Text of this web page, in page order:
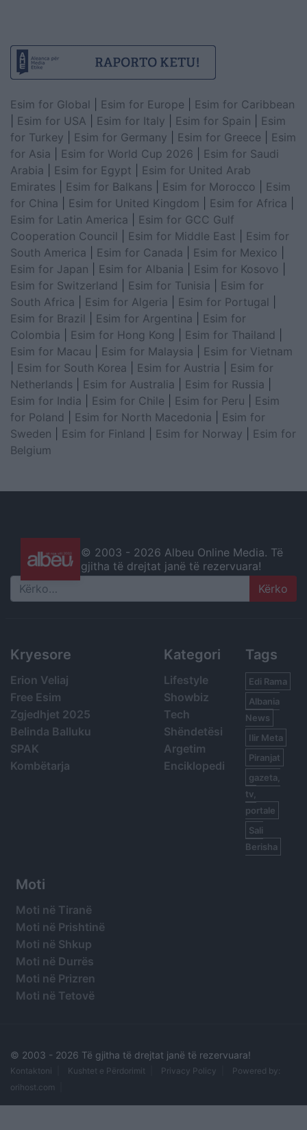
Esim for Global Esim for Europe
Esim for Caribbean
Esim for USA Esim for Italy Esim for Spain
Esim
for Turkey
Esim for Germany Esim for Greece
Esim
for Asia
Esim for World Cup 2026
Esim for Saudi
Arabia
Esim for Egypt
Esim for United Arab
Emirates
Esim for Balkans Esim for Morocco
Esim
for China
Esim for United Kingdom Esim for Africa
Esim for Latin America
Esim for GCC Gulf
Cooperation Council
Esim for Middle East
Esim for
South America
Esim for Canada Esim for Mexico
Esim for Japan
Esim for Albania Esim for Kosovo
Esim for Switzerland
Esim for Tunisia
Esim for
South Africa
Esim for Algeria Esim for Portugal
Esim for Brazil
Esim for Argentina
Esim for
Colombia
Esim for Hong Kong Esim for Thailand
Esim for Macau
Esim for Malaysia
Esim for Vietnam
Esim for South Korea Esim for Austria
Esim for
Netherlands
Esim for Australia Esim for Russia
Esim for India
Esim for Chile Esim for Peru
Esim
for Poland
Esim for North Macedonia
Esim for
Sweden
Esim for Finland Esim for Norway
Esim for
Belgium
© 2003 - 2026 Albeu Online Media. Të
gjitha të drejtat janë të rezervuara!
Search
Kryesore
Erion Veliaj
Free Esim
Zgjedhjet 2025
Belinda Balluku
SPAK
Kombëtarja
Kategori
Lifestyle
Showbiz
Tech
Shëndetësi
Argetim
Enciklopedi
Tags
Edi Rama
Albania
News
Ilir Meta
Piranjat
gazeta,
tv,
portale
Sali
Berisha
Moti
Moti në Tiranë
Moti në Prishtinë
Moti në Shkup
Moti në Durrës
Moti në Prizren
Moti në Tetovë
© 2003 - 2026 Të gjitha të drejtat janë të rezervuara!
Kontaktoni Kushtet e Përdorimit Privacy Policy
Powered by:
orihost.com